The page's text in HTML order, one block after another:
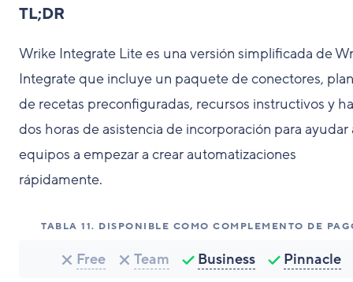
TL;DR
Wrike Integrate Lite es una versión simplificada de
Integrate que incluye un paquete de conectores,
de recetas preconfiguradas, recursos instructivos y
dos horas de asistencia de incorporación para ayudar
equipos a empezar a crear automatizaciones
rápidamente.
TABLA 11. DISPONIBLE COMO COMPLEMENTO DE
Free Team Business Pinnacle